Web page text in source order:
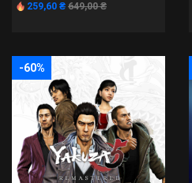
259,60 ₴ 649,00 ₴
-60%